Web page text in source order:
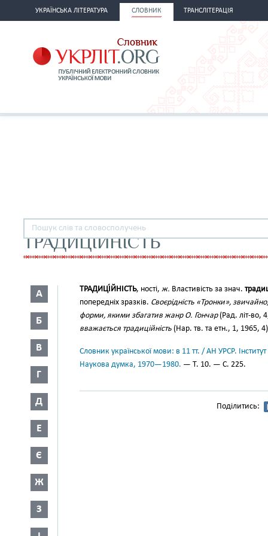
УКРАЇНСЬКА ЛІТЕРАТУРА СЛОВНИК ТРАНСЛІТЕРАЦІЯ
ТРАДИЦІЙНІСТЬ
А
Б
В
Г
Д
Е
Є
Ж
З
ТРАДИЦІ́ЙНІСТЬ, ності, ж. Властивість за знач.
попередніх зразків. Своєрідність «Тронки»,
форми, якими збагатив жанр О. Гончар(Рад. літ-во,
вважається традиційність (Нар. тв. та етн., 1, 1965,
Словник української мови: в 11 тт. / АН УРСР.
Наукова думка, 1970—1980. — Т. 10. — С. 225.
Поділитись: